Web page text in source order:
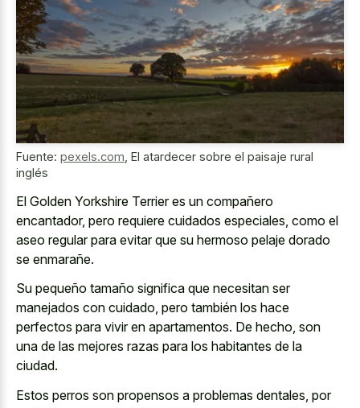
Fuente: pexels.com El atardecer sobre el paisaje rural
inglés
El Golden Yorkshire Terrier es un compañero
encantador, pero requiere cuidados especiales, como el
aseo regular para evitar que su hermoso pelaje dorado
se enmarañe.
Su pequeño tamaño significa que necesitan ser
manejados con cuidado, pero también los hace
perfectos para vivir en apartamentos. De hecho, son
una de las mejores razas para los habitantes de la
ciudad.
Estos perros son propensos a problemas dentales, por